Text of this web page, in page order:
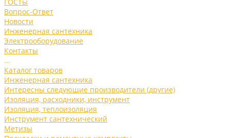
Вопрос-Ответ
Новости
Инженерная сантехника
Электрооборудование
Контакты
...
Каталог товаров
Инженерная сантехника
Интересны следующие производители (другие)
Изоляция, расходники, инструмент
Изоляция, теплоизоляция
Инструмент сантехнический
Метизы